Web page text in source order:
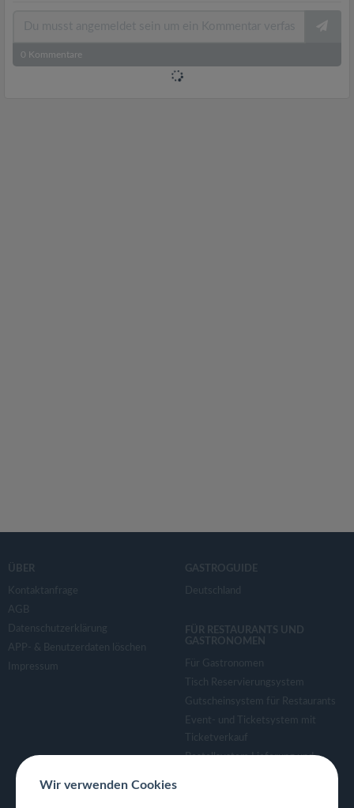
0 Kommentare
ÜBER
Kontaktanfrage
AGB
Datenschutzerklärung
APP- & Benutzerdaten löschen
Impressum
GASTROGUIDE
Deutschland
FÜR RESTAURANTS UND
GASTRONOMEN
Für Gastronomen
Tisch Reservierungsystem
Gutscheinsystem für Restaurants
Event- und Ticketsystem mit
Ticketverkauf
Bestellsystem Lieferung und
Wir verwenden Cookies